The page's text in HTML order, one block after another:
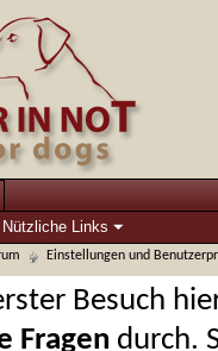
Nützliche Links
Einstellungen und
Besuch
Fragen durch.